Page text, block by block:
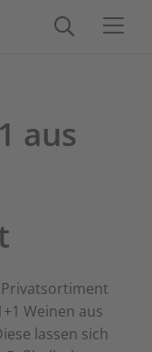
aus
Privatsortiment
Weinen aus
lassen sich